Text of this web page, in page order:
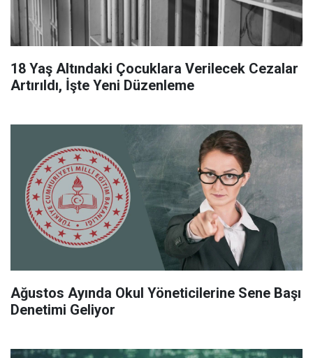
18 Yaş Altındaki Çocuklara Verilecek Cezalar
Artırıldı, İşte Yeni Düzenleme
Ağustos Ayında Okul Yöneticilerine Sene Başı
Denetimi Geliyor